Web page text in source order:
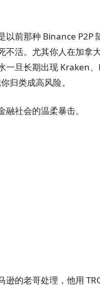
以前那种 Binance P2P
不活。尤其你人在加拿
一旦长期出现 Kraken
归类成高风险。
社会的温柔暴击。
的老哥处理，他用